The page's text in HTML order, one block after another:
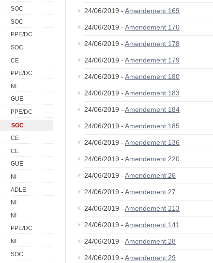
SOC
SOC
PPE/DC
SOC
CE
PPE/DC
NI
GUE
PPE/DC
SOC
CE
CE
GUE
NI
ADLE
NI
NI
PPE/DC
NI
SOC
24/06/2019 - Amendement 169
24/06/2019 - Amendement 170
24/06/2019 - Amendement 178
24/06/2019 - Amendement 179
24/06/2019 - Amendement 180
24/06/2019 - Amendement 183
24/06/2019 - Amendement 184
24/06/2019 - Amendement 185
24/06/2019 - Amendement 136
24/06/2019 - Amendement 220
24/06/2019 - Amendement 26
24/06/2019 - Amendement 27
24/06/2019 - Amendement 213
24/06/2019 - Amendement 141
24/06/2019 - Amendement 28
24/06/2019 - Amendement 29